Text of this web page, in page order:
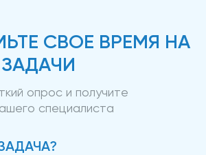
СВОЕ ВРЕМЯ НА
опрос и получите
специалиста